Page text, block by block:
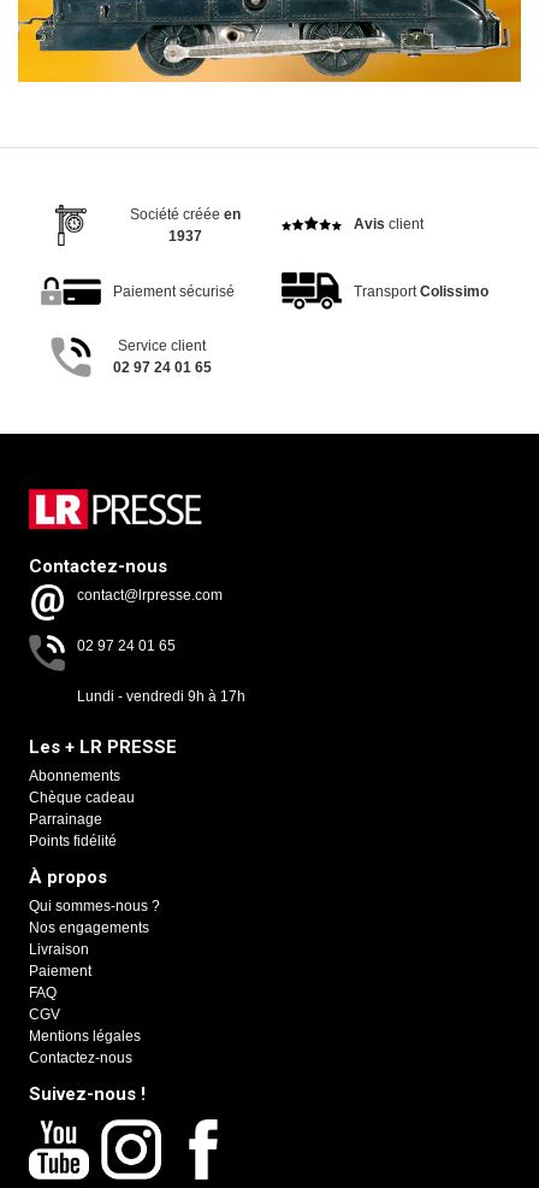
Société créée en
1937
Avis client
Paiement sécurisé Transport Colissimo
Service client
02 97 24 01 65
Contactez-nous
contact@lrpresse.com
02 97 24 01 65
Lundi - vendredi 9h à 17h
Les + LR PRESSE
Abonnements
Chèque cadeau
Parrainage
Points fidélité
À propos
Qui sommes-nous ?
Nos engagements
Livraison
Paiement
FAQ
CGV
Mentions légales
Contactez-nous
Suivez-nous !